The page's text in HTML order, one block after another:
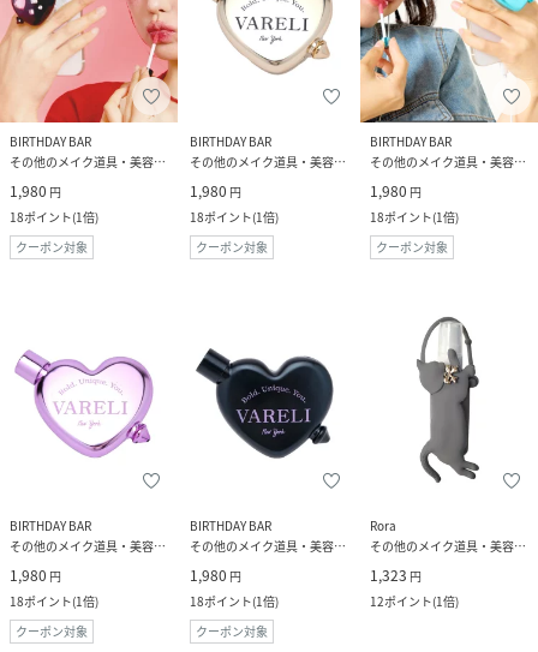
BIRTHDAY BAR
その他のメイク道具・美容器具
1,980 円
18ポイント(1倍)
クーポン対象
BIRTHDAY BAR
その他のメイク道具・美容器具
1,980 円
18ポイント(1倍)
クーポン対象
BIRTHDAY BAR
その他のメイク道具・美容器具
1,980 円
18ポイント(1倍)
クーポン対象
BIRTHDAY BAR
その他のメイク道具・美容器具
1,980 円
18ポイント(1倍)
クーポン対象
BIRTHDAY BAR
その他のメイク道具・美容器具
1,980 円
18ポイント(1倍)
クーポン対象
Rora
その他のメイク道具・美容器具
1,323 円
12ポイント(1倍)